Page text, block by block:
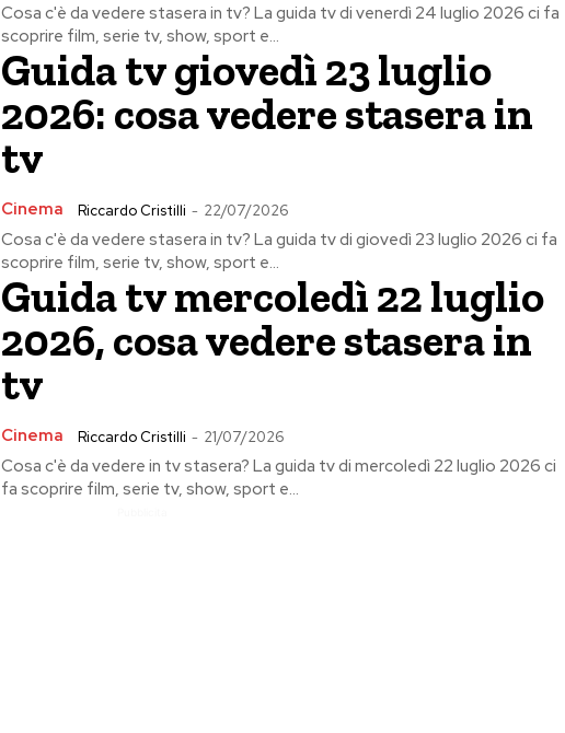
Cosa c'è da vedere stasera in tv? La guida tv di venerdì 24 luglio 2026 ci fa
scoprire film, serie tv, show, sport e...
Guida tv giovedì 23 luglio
2026: cosa vedere stasera in
tv
Cinema Riccardo Cristilli - 22/07/2026
Cosa c'è da vedere stasera in tv? La guida tv di giovedì 23 luglio 2026 ci fa
scoprire film, serie tv, show, sport e...
Guida tv mercoledì 22 luglio
2026, cosa vedere stasera in
tv
Cinema Riccardo Cristilli - 21/07/2026
Cosa c'è da vedere in tv stasera? La guida tv di mercoledì 22 luglio 2026 ci
fa scoprire film, serie tv, show, sport e...